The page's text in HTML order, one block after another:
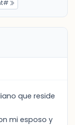
que reside
mi esposo y